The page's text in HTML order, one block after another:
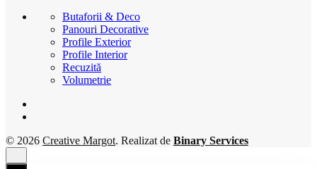
Butaforii & Deco
Panouri Decorative
Profile Exterior
Profile Interior
Recuzită
Volumetrie
© 2026 Creative Margot. Realizat de Binary Services